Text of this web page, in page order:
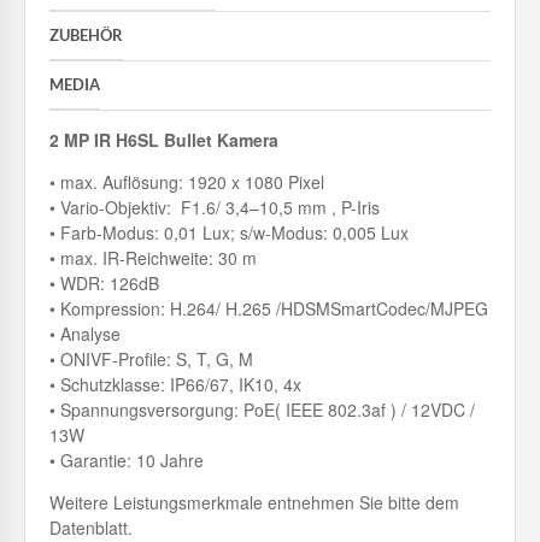
ZUBEHÖR
MEDIA
2 MP IR H6SL Bullet Kamera
• max. Auflösung: 1920 x 1080 Pixel
• Vario-Objektiv: F1.6/ 3,4–10,5 mm , P-Iris
• Farb-Modus: 0,01 Lux; s/w-Modus: 0,005 Lux
• max. IR-Reichweite: 30 m
• WDR: 126dB
• Kompression: H.264/ H.265 /HDSMSmartCodec/MJPEG
• Analyse
• ONIVF-Profile: S, T, G, M
• Schutzklasse: IP66/67, IK10, 4x
• Spannungsversorgung: PoE( IEEE 802.3af ) / 12VDC /
13W
• Garantie: 10 Jahre
Weitere Leistungsmerkmale entnehmen Sie bitte dem
Datenblatt.